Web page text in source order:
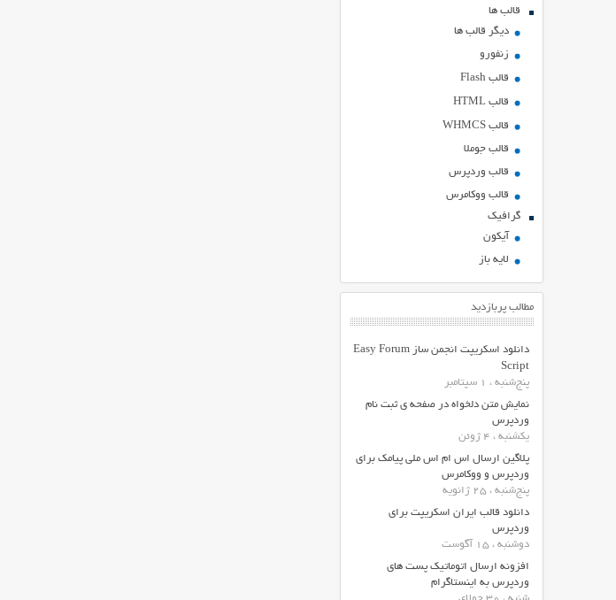
قالب ها
دیگر قالب ها
زنفورو
قالب Flash
قالب HTML
قالب WHMCS
قالب جوملا
قالب وردپرس
قالب ووکامرس
گرافیک
آیکون
لایه باز
مطالب پربازدید
دانلود اسکریپت انجمن ساز Easy Forum
Script
پنج‌شنبه ، 1 سپتامبر
نمایش متن دلخواه در صفحه ی ثبت نام
وردپرس
یکشنبه ، 4 ژوئن
پلاگین ارسال اس ام اس ملی پیامک برای
وردپرس و ووکامرس
پنج‌شنبه ، 25 ژانویه
دانلود قالب ایران اسکریپت برای
وردپرس
دوشنبه ، 15 آگوست
افزونه ارسال اتوماتیک پست های
وردپرس به اینستاگرام